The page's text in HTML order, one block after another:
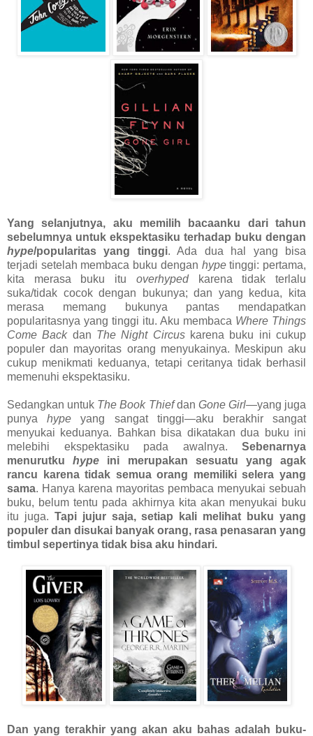
Yang selanjutnya, aku memilih bacaanku dari tahun
sebelumnya untuk ekspektasiku terhadap buku dengan
hype/popularitas yang tinggi. Ada dua hal yang bisa
terjadi setelah membaca buku dengan hypetinggi: pertama,
kita merasa buku itu overhypedkarena tidak terlalu
suka/tidak cocok dengan bukunya; dan yang kedua, kita
merasa memang bukunya pantas mendapatkan
popularitasnya yang tinggi itu. Aku membaca Where Things
Come Backdan The Night Circuskarena buku ini cukup
populer dan mayoritas orang menyukainya. Meskipun aku
cukup menikmati keduanya, tetapi ceritanya tidak berhasil
memenuhi ekspektasiku.
Sedangkan untuk The Book Thiefdan Gone Girl—yang juga
punyahype yang sangat tinggi—aku berakhir sangat
menyukai keduanya. Bahkan bisa dikatakan dua buku ini
melebihi ekspektasiku pada awalnya. Sebenarnya
menurutkuhype ini merupakan sesuatu yang agak
rancu karena tidak semua orang memiliki selera yang
sama. Hanya karena mayoritas pembaca menyukai sebuah
buku, belum tentu pada akhirnya kita akan menyukai buku
itu juga. Tapi jujur saja, setiap kali melihat buku yang
populer dan disukai banyak orang, rasa penasaran yang
timbul sepertinya tidak bisa aku hindari.
Dan yang terakhir yang akan aku bahas adalah buku-